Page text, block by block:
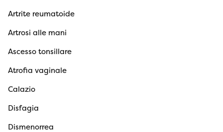
Artrite reumatoide
Artrosi alle mani
Ascesso tonsillare
Atrofia vaginale
Calazio
Disfagia
Dismenorrea